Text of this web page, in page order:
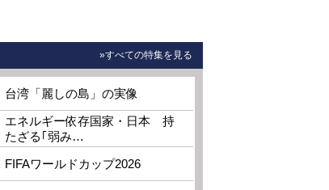
»すべての特集を見る
台湾「麗しの島」の実像
エネルギー依存国家・日本 持
たざる｢弱み…
FIFAワールドカップ2026